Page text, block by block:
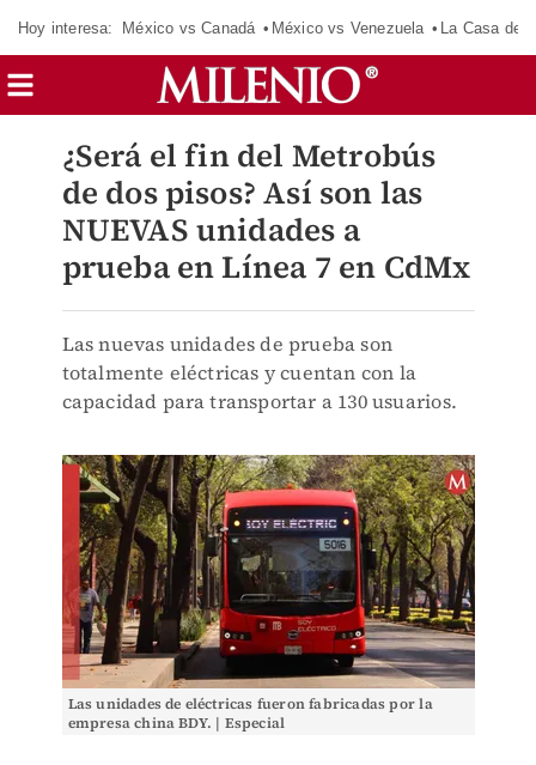
Hoy interesa: México vs Canadá México vs Venezuela La Casa de
¿Será el fin del Metrobús
de dos pisos? Así son las
NUEVAS unidades a
prueba en Línea 7 en CdMx
Las nuevas unidades de prueba son
totalmente eléctricas y cuentan con la
capacidad para transportar a 130 usuarios.
Las unidades de eléctricas fueron fabricadas por la
empresa china BDY. | Especial